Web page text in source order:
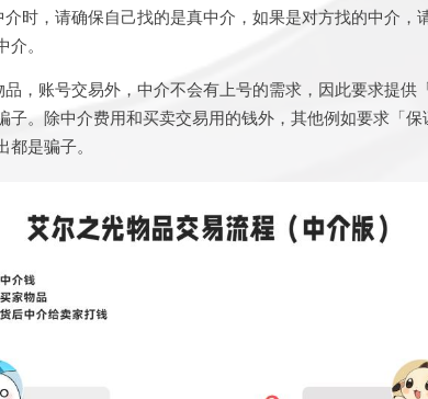
时，请确保自己找的是真中介，如果是对方找的中介，
。
，账号交易外，中介不会有上号的需求，因此要求提供
子。除中介费用和买卖交易用的钱外，其他例如要求「保
都是骗子。